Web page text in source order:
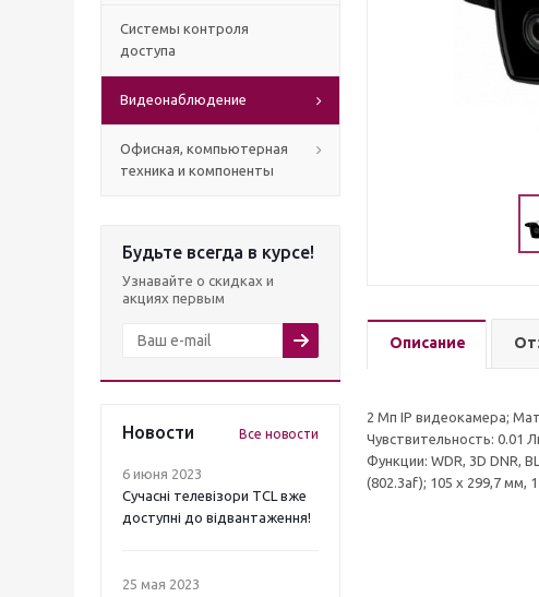
Системы контроля
доступа
Видеонаблюдение
Офисная, компьютерная
техника и компоненты
Будьте всегда в курсе!
Узнавайте о скидках и
акциях первым
Новости Все новости
6 июня 2023
Сучасні телевізори TCL вже
доступні до відвантаження!
25 мая 2023
Описание
2 Мп IP видеокамера;
Чувствительность: 0.01
Функции: WDR, 3D DNR,
(802.3af); 105 х 299,7 мм,